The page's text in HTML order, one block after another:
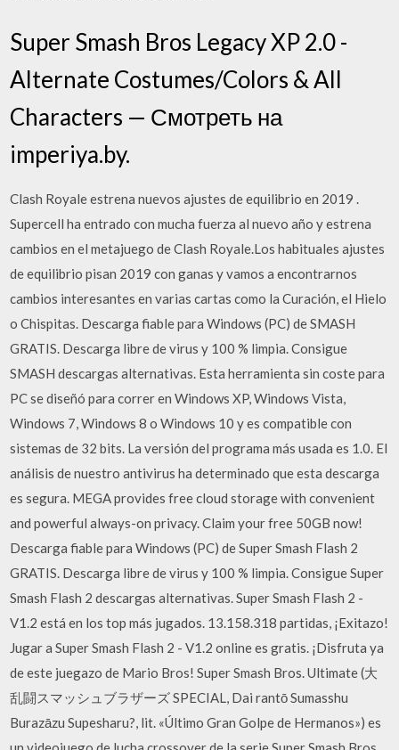
Super Smash Bros Legacy XP 2.0 -
Alternate Costumes/Colors & All
Characters — Смотреть на
imperiya.by.
Clash Royale estrena nuevos ajustes de equilibrio en 2019 .
Supercell ha entrado con mucha fuerza al nuevo año y estrena
cambios en el metajuego de Clash Royale.Los habituales ajustes
de equilibrio pisan 2019 con ganas y vamos a encontrarnos
cambios interesantes en varias cartas como la Curación, el Hielo
o Chispitas. Descarga fiable para Windows (PC) de SMASH
GRATIS. Descarga libre de virus y 100 % limpia. Consigue
SMASH descargas alternativas. Esta herramienta sin coste para
PC se diseñó para correr en Windows XP, Windows Vista,
Windows 7, Windows 8 o Windows 10 y es compatible con
sistemas de 32 bits. La versión del programa más usada es 1.0. El
análisis de nuestro antivirus ha determinado que esta descarga
es segura. MEGA provides free cloud storage with convenient
and powerful always-on privacy. Claim your free 50GB now!
Descarga fiable para Windows (PC) de Super Smash Flash 2
GRATIS. Descarga libre de virus y 100 % limpia. Consigue Super
Smash Flash 2 descargas alternativas. Super Smash Flash 2 -
V1.2 está en los top más jugados. 13.158.318 partidas, ¡Exitazo!
Jugar a Super Smash Flash 2 - V1.2 online es gratis. ¡Disfruta ya
de este juegazo de Mario Bros! Super Smash Bros. Ultimate (大
乱闘スマッシュブラザーズ SPECIAL, Dai rantō Sumasshu
Burazāzu Supesharu?, lit. «Último Gran Golpe de Hermanos») es